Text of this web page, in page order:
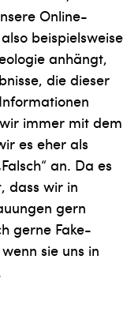
Online-
beispielsweise
anhängt,
die dieser
immer mit dem
es eher als
an. Da es
dass wir in
gern
gerne Fake-
sie uns in